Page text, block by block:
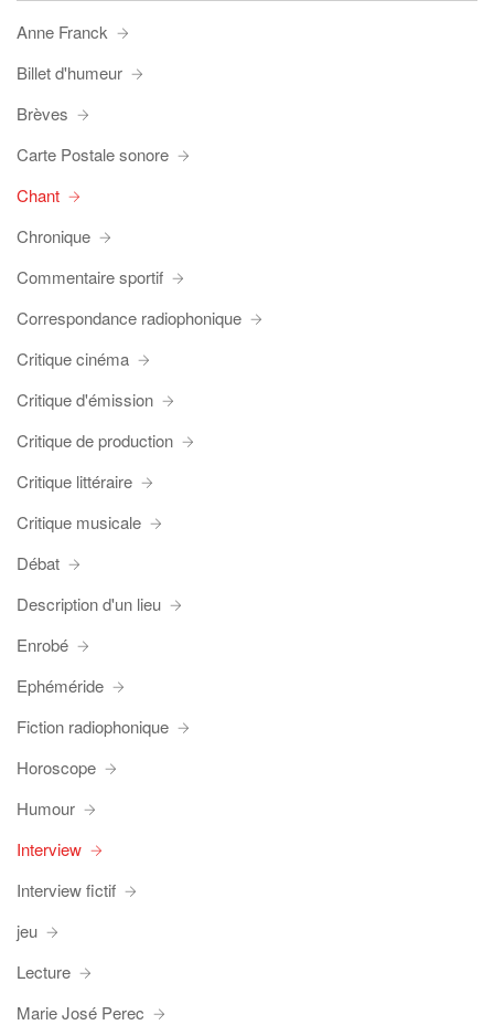
Anne Franck
Billet d'humeur
Brèves
Carte Postale sonore
Chant
Chronique
Commentaire sportif
Correspondance radiophonique
Critique cinéma
Critique d'émission
Critique de production
Critique littéraire
Critique musicale
Débat
Description d'un lieu
Enrobé
Ephéméride
Fiction radiophonique
Horoscope
Humour
Interview
Interview fictif
jeu
Lecture
Marie José Perec